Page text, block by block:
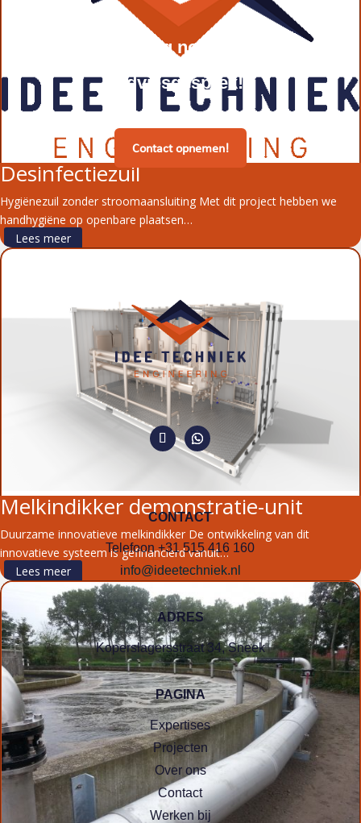
Desinfectiezuil
Hygiënezuil zonder stroomaansluiting Met dit project hebben we
handhygiëne op openbare plaatsen…
Lees meer
Melkindikker demonstratie-unit
Duurzame innovatieve melkindikker De ontwikkeling van dit
innovatieve systeem is gefinancierd vanuit…
Lees meer
Neem vandaag nog contact met
adviesgesprek!
Contact opnemen!
CONTACT
Telefoon +31 515 416 160
info@ideetechniek.nl
ADRES
Koperslagersstraat 34, Sneek
PAGINA
Expertises
Projecten
Over ons
Contact
Werken bij